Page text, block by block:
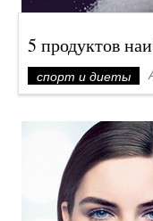
5 продуктов
спорт и диеты